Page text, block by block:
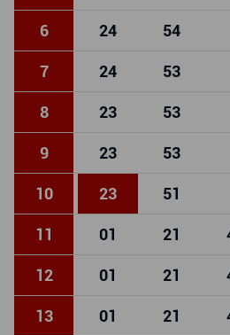
6 24 54
7 24 53
8 23 53
9 23 53
10 23 51
11 01 21
12 01 21
13 01 21